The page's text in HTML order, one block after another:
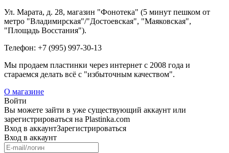
Ул. Марата, д. 28, магазин "Фонотека" (5 минут пешком от
метро "Владимирская"/"Достоевская", "Маяковская",
"Площадь Восстания").
Телефон: +7 (995) 997-30-13
Мы продаем пластинки через интернет c 2008 года и
стараемся делать всё с "избыточным качеством".
О магазине
Войти
Вы можете зайти в уже существующий аккаунт или
зарегистрироваться на Plastinka.com
Вход в аккаунтЗарегистрироваться
Вход в аккаунт